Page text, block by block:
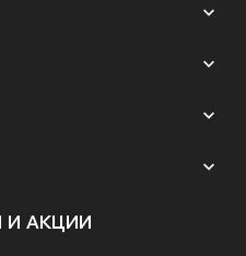




АКЦИИ